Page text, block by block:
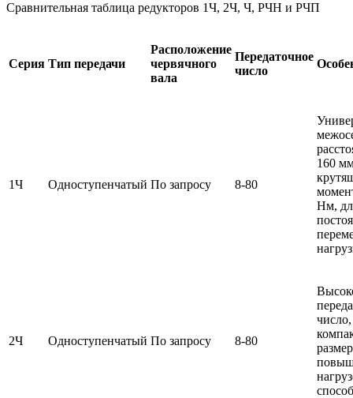
Сравнительная таблица редукторов 1Ч, 2Ч, Ч, РЧН и РЧП
Серия Тип передачи
Расположение
червячного
вала
Передаточное
число
1Ч Одноступенчатый По запросу 8-80
160
Нм,
2Ч Одноступенчатый По запросу 8-80
число,